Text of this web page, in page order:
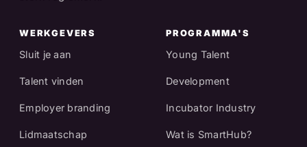
WERKGEVERS
Sluit je aan
Talent vinden
Employer branding
Lidmaatschap
PROGRAMMA'S
Young Talent
Development
Incubator Industry
Wat is SmartHub?